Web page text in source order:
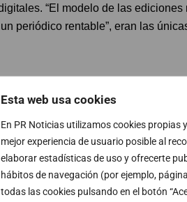
Esta web usa cookies
En PR Noticias utilizamos cookies propias
mejor experiencia de usuario posible al
elaborar estadísticas de uso y ofrecerte
hábitos de navegación (por ejemplo,
todas las cookies pulsando en el botón
“El modelo de las ediciones
periódico rentable”, eran las
medio de los
rumores que
Jiménez está siendo
una apuesta personal de Antonio